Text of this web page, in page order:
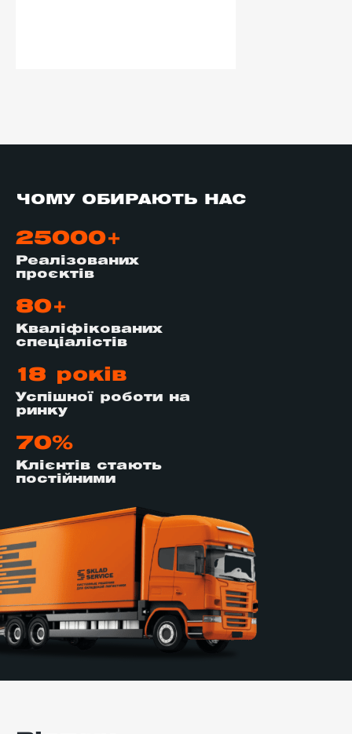
ЧОМУ ОБИРАЮТЬ НАС
25000+
Реалізованих
проєктів
80+
Кваліфікованих
спеціалістів
18 років
Успішної роботи на
ринку
70%
Клієнтів стають
постійними